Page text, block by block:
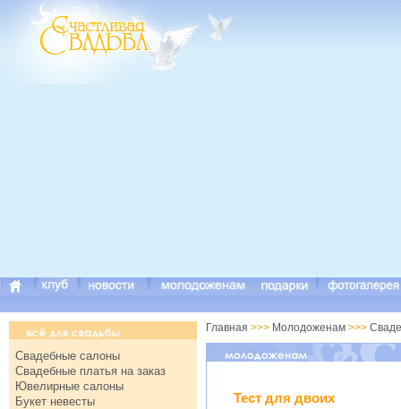
Свадебные салоны
Свадебные платья на заказ
Ювелирные салоны
Букет невесты
Главная >>> Молодоженам >>>
Тест для двоих